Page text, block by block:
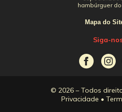
hambúrguer
Mapa do
Siga-
© 2026 – Todos
Privacidade •